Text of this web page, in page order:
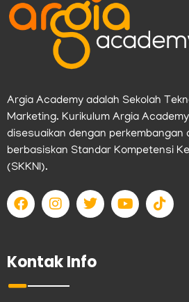
Argia Academy adalah Sekolah
Marketing. Kurikulum Argia
disesuaikan dengan perkembangan
berbasiskan Standar Kompetensi
(SKKNI).
F
a
c
o
o
k
I
n
s
a
g
a
T
w
i
e
Y
o
u
T
i
k
Kontak Info